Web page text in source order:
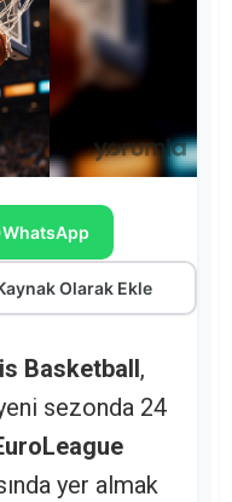
WhatsApp
Olarak Ekle
Basketball,
sezonda 24
yer almak